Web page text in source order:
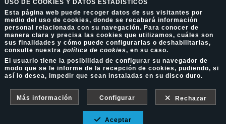
USO DE COOKIES Y DATOS ESTADÍSTICOS
Esta página web puede recoger datos de sus visitantes por
medio del uso de cookies, donde se recabará información
personal relacionada con su navegación. Para conocer de
manera clara y precisa las cookies que utilizamos, cuáles son
sus finalidades y cómo puede configurarlas o deshabilitarlas,
consulte nuestra política de cookies, en su caso.
El usuario tiene la posibilidad de configurar su navegador de
modo que se le informe de la recepción de cookies, pudiendo, si
así lo desea, impedir que sean instaladas en su disco duro.
Más información Configurar Rechazar
Aceptar